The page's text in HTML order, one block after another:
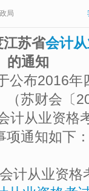
局
江苏省会计
的通知
公布2016年
（苏财会〔
计从业资格
项通知如下
计从业资格